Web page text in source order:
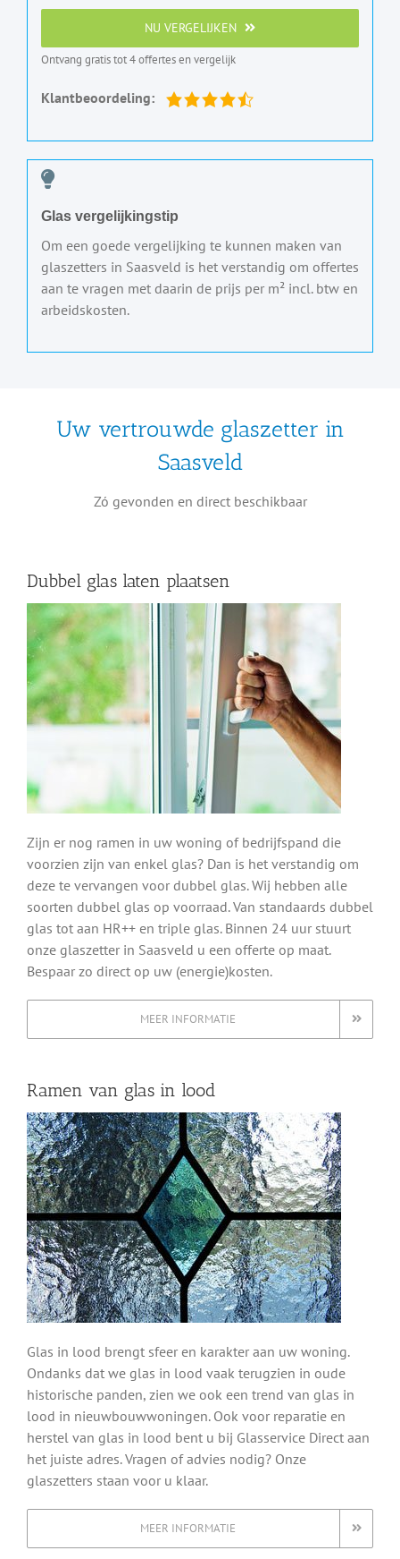
NU VERGELIJKEN
Ontvang gratis tot 4 offertes en vergelijk
Klantbeoordeling:
Glas vergelijkingstip
Om een goede vergelijking te kunnen maken van
glaszetters in Saasveld is het verstandig om offertes
aan te vragen met daarin de prijs per m² incl. btw en
arbeidskosten.
Uw vertrouwde glaszetter in
Saasveld
Zó gevonden en direct beschikbaar
Dubbel glas laten plaatsen
Zijn er nog ramen in uw woning of bedrijfspand die
voorzien zijn van enkel glas? Dan is het verstandig om
deze te vervangen voor dubbel glas. Wij hebben alle
soorten dubbel glas op voorraad. Van standaards dubbel
glas tot aan HR++ en triple glas. Binnen 24 uur stuurt
onze glaszetter in Saasveld u een offerte op maat.
Bespaar zo direct op uw (energie)kosten.
MEER INFORMATIE
Ramen van glas in lood
Glas in lood brengt sfeer en karakter aan uw woning.
Ondanks dat we glas in lood vaak terugzien in oude
historische panden, zien we ook een trend van glas in
lood in nieuwbouwwoningen. Ook voor reparatie en
herstel van glas in lood bent u bij Glasservice Direct aan
het juiste adres. Vragen of advies nodig? Onze
glaszetters staan voor u klaar.
MEER INFORMATIE